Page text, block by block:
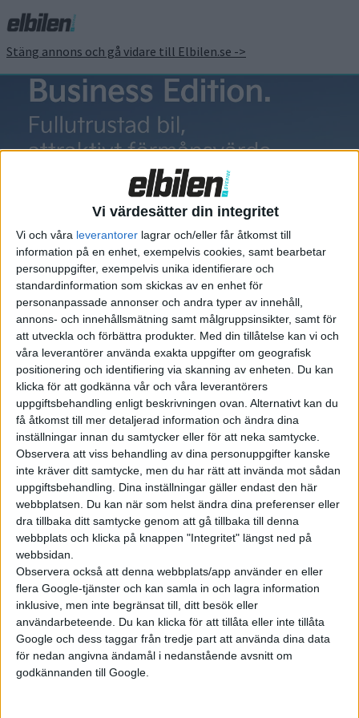
Vi värdesätter din integritet
Vi och våra leverantorer lagrar och/eller får åtkomst till
information på en enhet, exempelvis cookies, samt bearbetar
personuppgifter, exempelvis unika identifierare och
standardinformation som skickas av en enhet för
personanpassade annonser och andra typer av innehåll,
annons- och innehållsmätning samt målgruppsinsikter, samt för
att utveckla och förbättra produkter. Med din tillåtelse kan vi och
våra leverantörer använda exakta uppgifter om geografisk
positionering och identifiering via skanning av enheten. Du kan
klicka för att godkänna vår och våra leverantörers
uppgiftsbehandling enligt beskrivningen ovan. Alternativt kan du
få åtkomst till mer detaljerad information och ändra dina
inställningar innan du samtycker eller för att neka samtycke.
Observera att viss behandling av dina personuppgifter kanske
inte kräver ditt samtycke, men du har rätt att invända mot sådan
uppgiftsbehandling. Dina inställningar gäller endast den här
webbplatsen. Du kan när som helst ändra dina preferenser eller
dra tillbaka ditt samtycke genom att gå tillbaka till denna
webbplats och klicka på knappen "Integritet" längst ned på
webbsidan.
Observera också att denna webbplats/app använder en eller
flera Google-tjänster och kan samla in och lagra information
inklusive, men inte begränsat till, ditt besök eller
användarbeteende. Du kan klicka för att tillåta eller inte tillåta
Google och dess taggar från tredje part att använda dina data
för nedan angivna ändamål i nedanstående avsnitt om
godkännanden till Google.
Stäng annons och gå vidare till Elbilen.se ->
Renault Zoe
Mest lästa
5 aug 2026
Uppgift: då kommer Volvos nya eldrivna volymmodell EX50
6 aug 2026
Nu även Byd – då vill jätten tillverka solid state-batterier
6 aug 2026
Säljstart för instegsversionen av ID. Polo
7 aug 2026
Studie: Förbränningsbilar borde skrotas direkt
6 aug 2026
Helt enligt plan – nu byggs BMW i3
Elbilens nyhetsbrev
Håll dig uppdaterad om de senaste nyheterna!
Prenumerera